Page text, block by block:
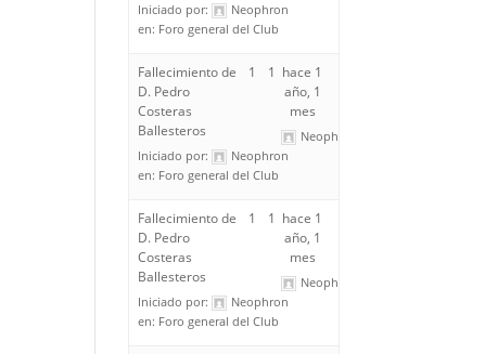
Iniciado por:
Neophron
en: Foro general del Club
Fallecimiento de
D. Pedro
Costeras
Ballesteros
Iniciado por:
Neophron
en: Foro general del Club
1 1 hace 1
año, 1
mes
Neophron
Fallecimiento de
D. Pedro
Costeras
Ballesteros
Iniciado por:
Neophron
en: Foro general del Club
1 1 hace 1
año, 1
mes
Neophron